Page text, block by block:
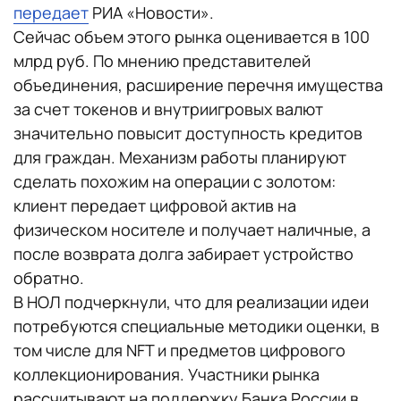
передает РИА «Новости».
Сейчас объем этого рынка оценивается в 100
млрд руб. По мнению представителей
объединения, расширение перечня имущества
за счет токенов и внутриигровых валют
значительно повысит доступность кредитов
для граждан. Механизм работы планируют
сделать похожим на операции с золотом:
клиент передает цифровой актив на
физическом носителе и получает наличные, а
после возврата долга забирает устройство
обратно.
В НОЛ подчеркнули, что для реализации идеи
потребуются специальные методики оценки, в
том числе для NFT и предметов цифрового
коллекционирования. Участники рынка